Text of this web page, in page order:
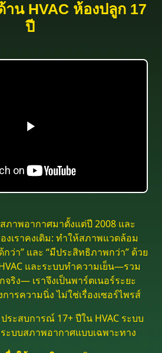
น HVAC ห้องปลูก 17
ปี
ภาพอากาศมาตั้งแต่ปี 2008 และ
เราคงเดิม: ทำให้สภาพแวดล้อม
ว่า” และ “มีประสิทธิภาพกว่า” ด้วย
และระบบทำความเย็น—รวม
ริง— เราจึงเป็นพาร์ตเนอร์ระยะ
ารความนิ่ง ไม่ใช่เรื่องเซอร์ไพรส์
ประสบการณ์ 17+ ปีใน HVAC ระบบ
ะบบสภาพอากาศแบบเฉพาะทาง